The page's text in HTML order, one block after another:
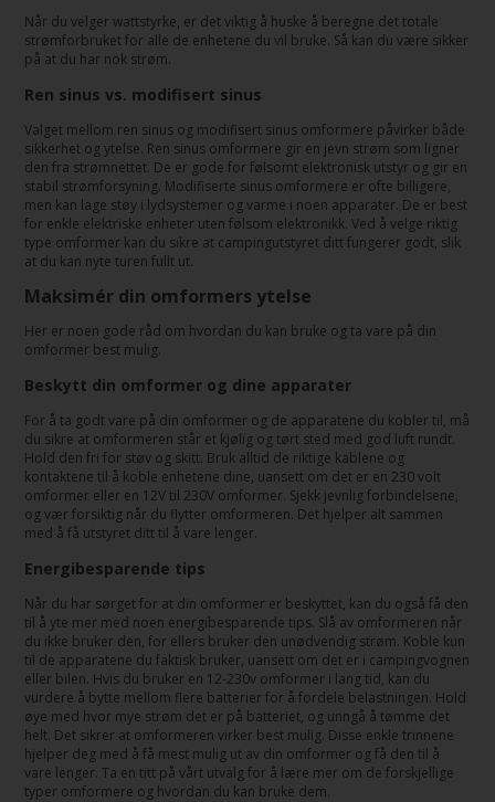
Når du velger wattstyrke, er det viktig å huske å beregne det totale
strømforbruket for alle de enhetene du vil bruke. Så kan du være sikker
på at du har nok strøm.
Ren sinus vs. modifisert sinus
Valget mellom ren sinus og modifisert sinus omformere påvirker både
sikkerhet og ytelse. Ren sinus omformere gir en jevn strøm som ligner
den fra strømnettet. De er gode for følsomt elektronisk utstyr og gir en
stabil strømforsyning. Modifiserte sinus omformere er ofte billigere,
men kan lage støy i lydsystemer og varme i noen apparater. De er best
for enkle elektriske enheter uten følsom elektronikk. Ved å velge riktig
type omformer kan du sikre at campingutstyret ditt fungerer godt, slik
at du kan nyte turen fullt ut.
Maksimér din omformers ytelse
Her er noen gode råd om hvordan du kan bruke og ta vare på din
omformer best mulig.
Beskytt din omformer og dine apparater
For å ta godt vare på din omformer og de apparatene du kobler til, må
du sikre at omformeren står et kjølig og tørt sted med god luft rundt.
Hold den fri for støv og skitt. Bruk alltid de riktige kablene og
kontaktene til å koble enhetene dine, uansett om det er en 230 volt
omformer eller en 12V til 230V omformer. Sjekk jevnlig forbindelsene,
og vær forsiktig når du flytter omformeren. Det hjelper alt sammen
med å få utstyret ditt til å vare lenger.
Energibesparende tips
Når du har sørget for at din omformer er beskyttet, kan du også få den
til å yte mer med noen energibesparende tips. Slå av omformeren når
du ikke bruker den, for ellers bruker den unødvendig strøm. Koble kun
til de apparatene du faktisk bruker, uansett om det er i campingvognen
eller bilen. Hvis du bruker en 12-230v omformer i lang tid, kan du
vurdere å bytte mellom flere batterier for å fordele belastningen. Hold
øye med hvor mye strøm det er på batteriet, og unngå å tømme det
helt. Det sikrer at omformeren virker best mulig. Disse enkle trinnene
hjelper deg med å få mest mulig ut av din omformer og få den til å
vare lenger. Ta en titt på vårt utvalg for å lære mer om de forskjellige
typer omformere og hvordan du kan bruke dem.